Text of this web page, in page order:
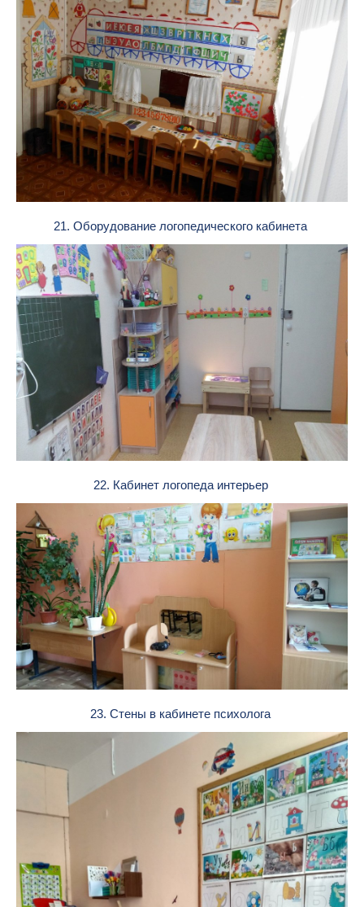
21. Оборудование логопедического кабинета
22. Кабинет логопеда интерьер
23. Стены в кабинете психолога